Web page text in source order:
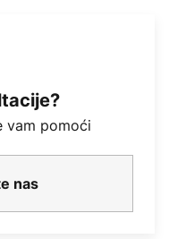
vam pomoći
nas